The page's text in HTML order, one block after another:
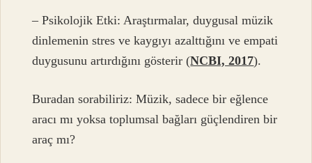
– Psikolojik Etki: Araştırmalar, duygusal müzik
dinlemenin stres ve kaygıyı azalttığını ve empati
duygusunu artırdığını gösterir (NCBI, 2017).
Buradan sorabiliriz: Müzik, sadece bir eğlence
aracı mı yoksa toplumsal bağları güçlendiren bir
araç mı?